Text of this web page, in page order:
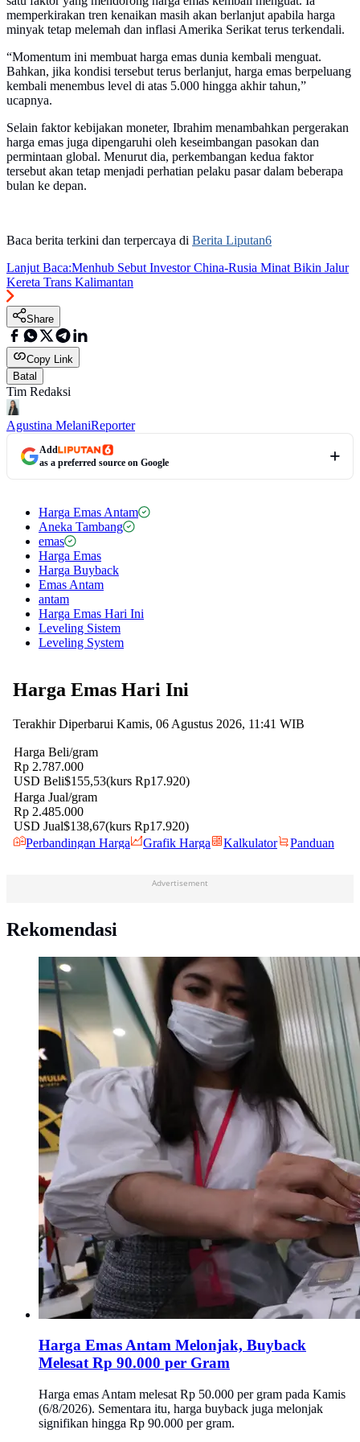
memperkirakan tren kenaikan masih akan berlanjut apabila harga
minyak tetap melemah dan inflasi Amerika Serikat terus terkendali.
“Momentum ini membuat harga emas dunia kembali menguat.
Bahkan, jika kondisi tersebut terus berlanjut, harga emas berpeluang
kembali menembus level di atas 5.000 hingga akhir tahun,”
ucapnya.
Selain faktor kebijakan moneter, Ibrahim menambahkan pergerakan
harga emas juga dipengaruhi oleh keseimbangan pasokan dan
permintaan global. Menurut dia, perkembangan kedua faktor
tersebut akan tetap menjadi perhatian pelaku pasar dalam beberapa
bulan ke depan.
Baca berita terkini dan terpercaya di Berita Liputan6
Lanjut Baca:Menhub Sebut Investor China-Rusia Minat Bikin Jalur
Kereta Trans Kalimantan
Share
Copy Link
Batal
Tim Redaksi
Agustina MelaniReporter
Add
as a preferred source on Google
Harga Emas Antam
Aneka Tambang
emas
Harga Emas
Harga Buyback
Emas Antam
antam
Harga Emas Hari Ini
Leveling Sistem
Leveling System
Advertisement
Rekomendasi
Harga Emas Antam Melonjak, Buyback
Melesat Rp 90.000 per Gram
Harga emas Antam melesat Rp 50.000 per gram pada Kamis
(6/8/2026). Sementara itu, harga buyback juga melonjak
signifikan hingga Rp 90.000 per gram.